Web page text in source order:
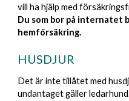
vill ha hjälp med
Du som bor på internatet
hemförsäkring.
HUSDJUR
Det är inte tillåtet med
undantaget gäller